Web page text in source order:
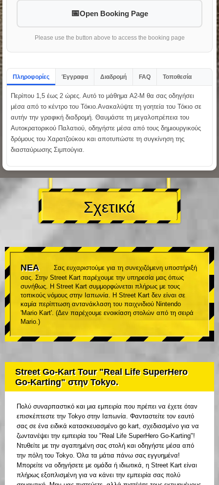
Open Booking Page
Please use the button above to access the booking page
Πληροφορίες Έγγραφα Διαδρομή FAQ Τοποθεσία
Περίπου 1,5 έως 2 ώρες. Αυτό το μάθημα A2-M θα σας οδηγήσει
μέσα από το κέντρο του Τόκιο.Ανακαλύψτε τη γοητεία του Τόκιο σε
αυτήν την γραφική διαδρομή. Θαυμάστε τη μεγαλοπρέπεια του
Αυτοκρατορικού Παλατιού, οδηγήστε μέσα από τους δημιουργικούς
δρόμους του Χαρατζούκου και αποτυπώστε τη συγκίνηση της
διασταύρωσης Σιμπούγια.
Σχετικά
ΝΕΑ
Σας ευχαριστούμε για τη συνεχιζόμενη υποστήριξή
σας. Στην Street Kart παρέχουμε την υπηρεσία μας όπως
συνήθως. Η Street Kart συμμορφώνεται πλήρως με τους
τοπικούς νόμους στην Ιαπωνία. Η Street Kart δεν είναι σε
καμία περίπτωση αντανάκλαση του παιχνιδιού Nintendo
'Mario Kart'. (Δεν παρέχουμε ενοικίαση στολών από τη σειρά
Mario.)
Street Go-Kart Tour "Real Life SuperHero
Go-Karting" στην Tokyo.
Πολύ συναρπαστικό και μια εμπειρία που πρέπει να έχετε όταν
επισκέπτεστε την Tokyo στην Ιαπωνία. Φανταστείτε τον εαυτό
σας σε ένα ειδικά κατασκευασμένο go kart, σχεδιασμένο για να
ζωντανέψει την εμπειρία του "Real Life SuperHero Go-Karting"!
Ντυθείτε με την αγαπημένη σας στολή και οδηγήστε μέσα από
την πόλη του Tokyo. Όλα τα μάτια πάνω σας εγγυημένα!
Μπορείτε να οδηγήσετε με ομάδα ή ιδιωτικά, η Street Kart είναι
πλήρως εξοπλισμένη για να κάνει την εμπειρία σας πολύ